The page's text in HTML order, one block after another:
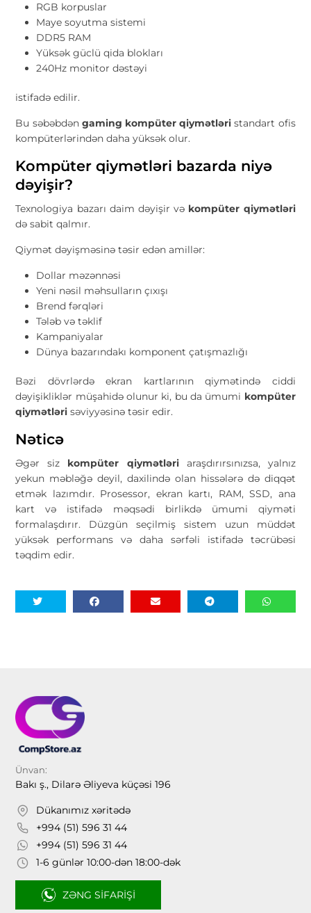
RGB korpuslar
Maye soyutma sistemi
DDR5 RAM
Yüksək güclü qida blokları
240Hz monitor dəstəyi
istifadə edilir.
Bu səbəbdən gaming kompüter qiymətləri standart ofis
kompüterlərindən daha yüksək olur.
Kompüter qiymətləri bazarda niyə
dəyişir?
Texnologiya bazarı daim dəyişir və kompüter qiymətləri
də sabit qalmır.
Qiymət dəyişməsinə təsir edən amillər:
Dollar məzənnəsi
Yeni nəsil məhsulların çıxışı
Brend fərqləri
Tələb və təklif
Kampaniyalar
Dünya bazarındakı komponent çatışmazlığı
Bəzi dövrlərdə ekran kartlarının qiymətində ciddi
dəyişikliklər müşahidə olunur ki, bu da ümumi kompüter
qiymətləri səviyyəsinə təsir edir.
Nəticə
Əgər siz kompüter qiymətləriaraşdırırsınızsa, yalnız
yekun məbləğə deyil, daxilində olan hissələrə də diqqət
etmək lazımdır. Prosessor, ekran kartı, RAM, SSD, ana
kart və istifadə məqsədi birlikdə ümumi qiyməti
formalaşdırır. Düzgün seçilmiş sistem uzun müddət
yüksək performans və daha sərfəli istifadə təcrübəsi
təqdim edir.
Ünvan:
Bakı ş., Dilarə Əliyeva küçəsi 196
Dükanımız xəritədə
+994 (51) 596 31 44
+994 (51) 596 31 44
1-6 günlər 10:00-dən 18:00-dək
ZƏNG SIFARIŞI